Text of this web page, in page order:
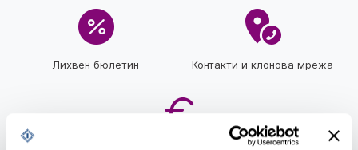
Лихвен бюлетин Контакти и клонова мрежа